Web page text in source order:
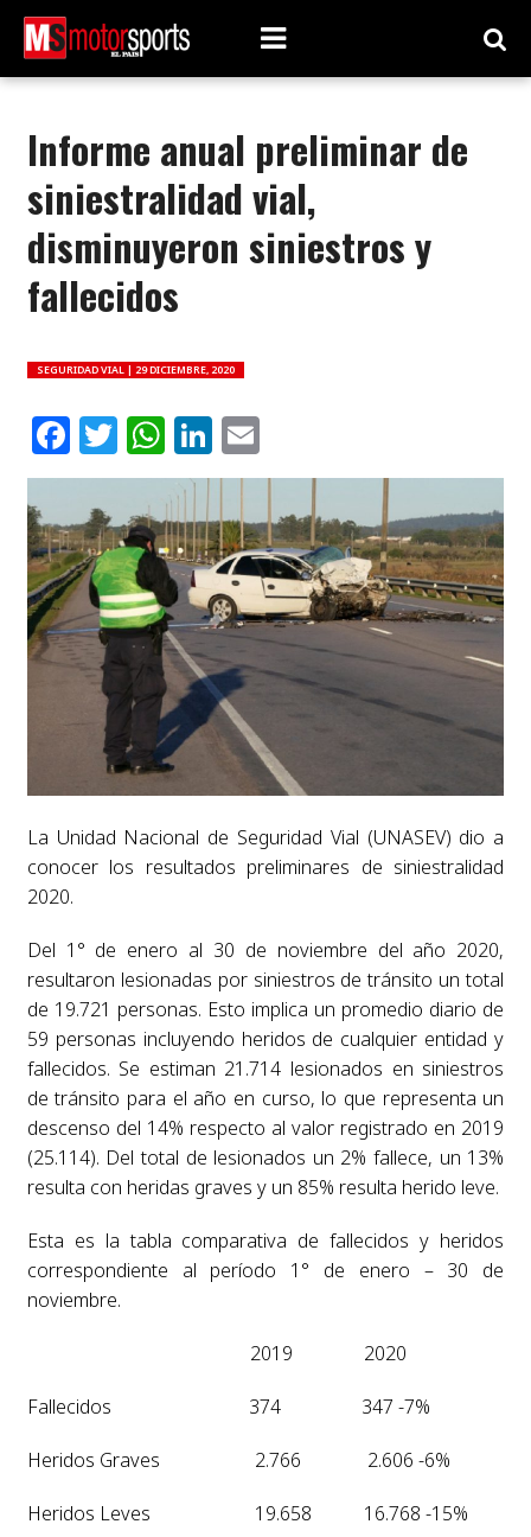
Informe anual preliminar de
siniestralidad vial,
disminuyeron siniestros y
fallecidos
SEGURIDAD VIAL | 29 DICIEMBRE, 2020
Facebook
Twitter
WhatsApp
LinkedIn
Email
La Unidad Nacional de Seguridad Vial (UNASEV) dio a
conocer los resultados preliminares de siniestralidad
2020.
Del 1° de enero al 30 de noviembre del año 2020,
resultaron lesionadas por siniestros de tránsito un total
de 19.721 personas. Esto implica un promedio diario de
59 personas incluyendo heridos de cualquier entidad y
fallecidos. Se estiman 21.714 lesionados en siniestros
de tránsito para el año en curso, lo que representa un
descenso del 14% respecto al valor registrado en 2019
(25.114). Del total de lesionados un 2% fallece, un 13%
resulta con heridas graves y un 85% resulta herido leve.
Esta es la tabla comparativa de fallecidos y heridos
correspondiente al período 1° de enero – 30 de
noviembre.
2019 2020
Fallecidos 374 347 -7%
Heridos Graves 2.766 2.606 -6%
Heridos Leves 19.658 16.768 -15%